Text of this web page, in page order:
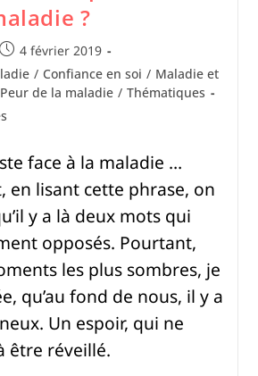
?
4 février 2019
/ Confiance en soi / Maladie et
Peur de la maladie / Thématiques
face à la maladie …
en lisant cette phrase, on
y a là deux mots qui
opposés. Pourtant,
les plus sombres, je
qu’au fond de nous, il y a
Un espoir, qui ne
être réveillé.